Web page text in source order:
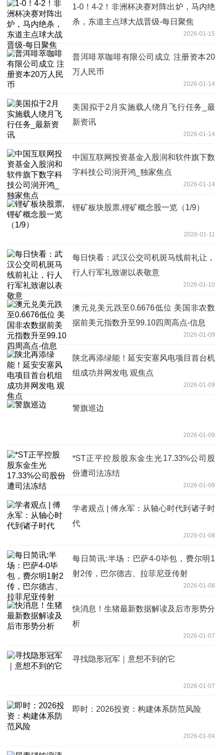
1-0！4-2！非洲杯决赛对阵出炉，马内绝
杀，东道主点球大战晋级-每日聚焦
2026-01-15
普洱啡萃咖啡有限公司成立 注册资本20
万人民币
2026-01-14
美国拟于2月实施载人绕月飞行任务_最
新资讯
2026-01-14
中国互联网投资基金入股润和软件旗下数
字科技公司润开鸿_独家焦点
2026-01-14
锂矿板块股票,锂矿概念股一览（1/9）
2026-01-11
每日快看：武汉公交司机斑马线前礼让，
行人行军礼致谢以表敬意
2026-01-10
澳元兑美元跌至0.6676低位 美国非农数
据前美元指数升至99.10四周高点-信息
2026-01-09
陕北再添绿能！延安安塞风电项目首台机
组成功并网发电 观焦点
2026-01-09
警旗巡边
2026-01-09
*ST正平控股股东金生光17.33%公司股
份遭司法冻结
2026-01-09
学者观点 | 傅永军：从轴心时代到诸子时
代
2026-01-08
每日简讯:半场：巴萨4-0毕包，费尔明1
射2传，巴尔德吉、拉菲尼亚传射
2026-01-08
快消息！生猪最新数据解读及后市形势分
析
2026-01-07
寻找隐形冠军｜意想不到的它
2026-01-07
即时：2026投资：构建体系防范风险
2026-01-04